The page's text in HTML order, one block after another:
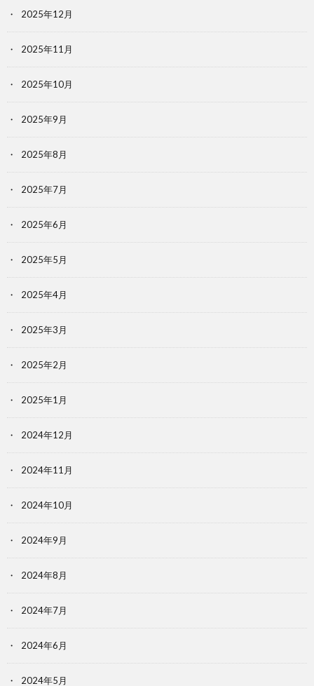
2025年12月
2025年11月
2025年10月
2025年9月
2025年8月
2025年7月
2025年6月
2025年5月
2025年4月
2025年3月
2025年2月
2025年1月
2024年12月
2024年11月
2024年10月
2024年9月
2024年8月
2024年7月
2024年6月
2024年5月